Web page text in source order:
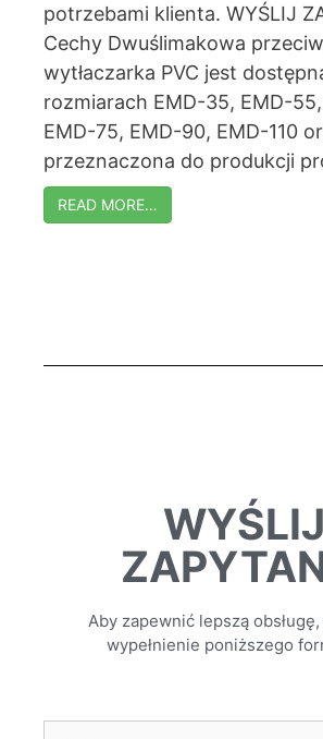
potrzebami klienta. WYŚLIJ
Cechy Dwuślimakowa
wytłaczarka PVC jest
rozmiarach EMD-35, EMD-
EMD-75, EMD-90, EMD-110
przeznaczona do produkcji
READ MORE…
WYŚLIJ
Aby zapewnić lepszą
wypełnienie poniższego